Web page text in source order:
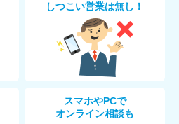
しつこい営業は無し！
スマホやPCで
オンライン相談も